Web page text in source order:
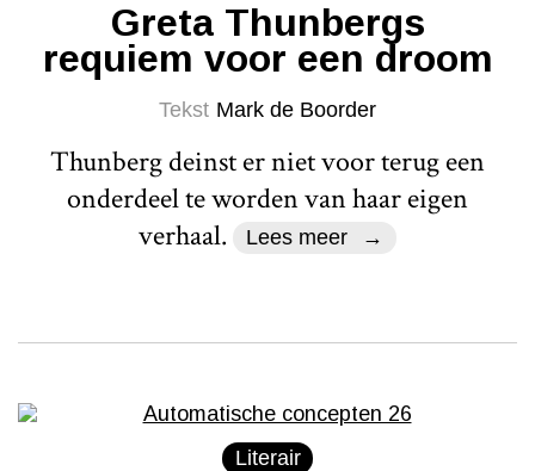
Greta Thunbergs
requiem voor een droom
Tekst Mark de Boorder
Thunberg deinst er niet voor terug een
onderdeel te worden van haar eigen
verhaal.
Lees meer
Literair